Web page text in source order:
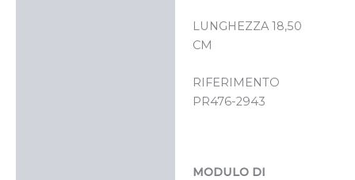
LUNGHEZZA 18,50
CM
RIFERIMENTO
PR476-2943
MODULO DI